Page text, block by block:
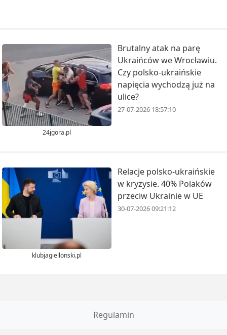
24jgora.pl
Brutalny atak na parę
Ukraińców we Wrocławiu.
Czy polsko-ukraińskie
napięcia wychodzą już na
ulice?
27-07-2026 18:57:10
klubjagiellonski.pl
Relacje polsko-ukraińskie
w kryzysie. 40% Polaków
przeciw Ukrainie w UE
30-07-2026 09:21:12
Regulamin